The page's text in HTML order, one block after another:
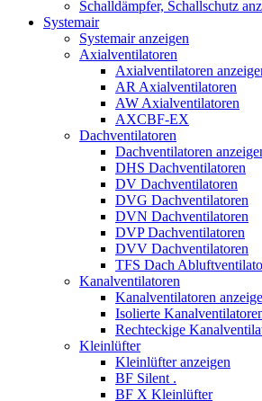
Schalldämpfer, Schallschutz
Systemair
Systemair anzeigen
Axialventilatoren
Axialventilatoren
AR Axialventilatoren
AW Axialventilatoren
AXCBF-EX
Dachventilatoren
Dachventilatoren
DHS Dachventilatoren
DV Dachventilatoren
DVG Dachventilatoren
DVN Dachventilatoren
DVP Dachventilatoren
DVV Dachventilatoren
TFS Dach
Kanalventilatoren
Kanalventilatoren
Isolierte
Rechteckige
Kleinlüfter
Kleinlüfter anzeigen
BF Silent .
BF X Kleinlüfter